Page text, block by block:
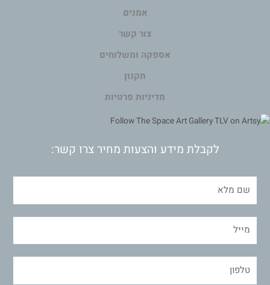
אמנים
צור קשר
אספקה ומשלוחים
תקנון
מדיניות פרטיות
לקבלת מידע והצעות מחיר צרו קשר: